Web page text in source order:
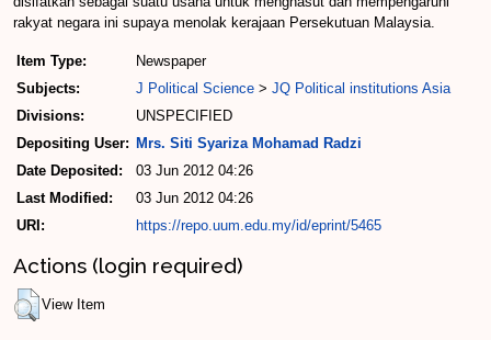
rakyat negara ini supaya menolak kerajaan Persekutuan Malaysia.
Item Type:
Newspaper
Subjects:
J Political Science > JQ Political institutions Asia
Divisions:
UNSPECIFIED
Depositing User: Mrs. Siti Syariza Mohamad Radzi
Date Deposited:
03 Jun 2012 04:26
Last Modified:
03 Jun 2012 04:26
URI:
https://repo.uum.edu.my/id/eprint/5465
Actions (login required)
View Item